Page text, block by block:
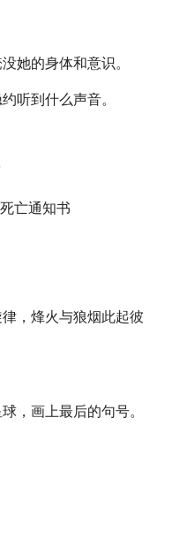
她的身体和意识。
听到什么声音。
亡通知书
，烽火与狼烟此起彼
，画上最后的句号。